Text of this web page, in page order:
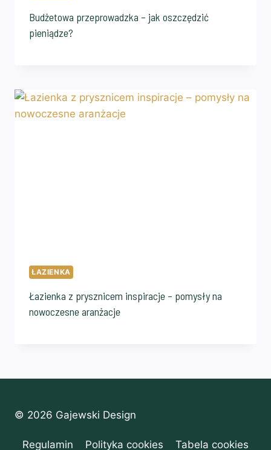
Budżetowa przeprowadzka – jak oszczędzić
pieniądze?
ŁAZIENKA
Łazienka z prysznicem inspiracje – pomysły na
nowoczesne aranżacje
© 2026 Gajewski Design
Regulamin Polityka cookies Tabela cookies